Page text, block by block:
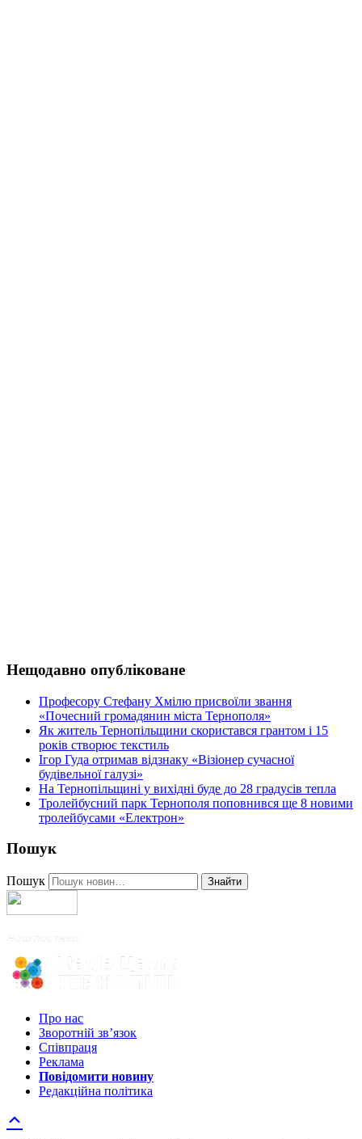
Нещодавно опубліковане
Професору Стефану Хмілю присвоїли звання
«Почесний громадянин міста Тернополя»
Як житель Тернопільщини скористався грантом і 15
років створює текстиль
Ігор Гуда отримав відзнаку «Візіонер сучасної
будівельної галузі»
На Тернопільщині у вихідні буде до 28 градусів тепла
Тролейбусний парк Тернополя поповнився ще 8 новими
тролейбусами «Електрон»
Пошук
Пошук Знайти
Про нас
Зворотній зв’язок
Співпраця
Реклама
Повідомити новину
Редакційна політика